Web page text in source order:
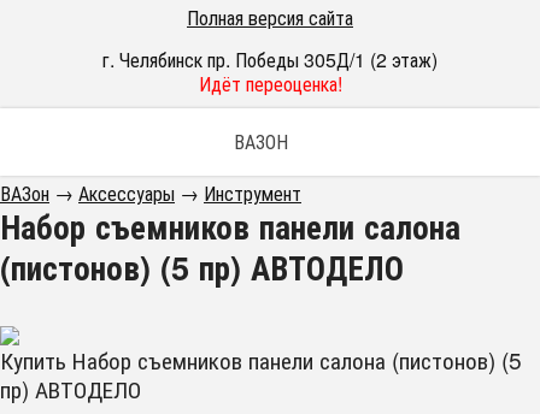
Полная версия сайта
г. Челябинск пр. Победы 305Д/1 (2 этаж)
Идёт переоценка!
ВАЗОН
ВАЗон → Аксессуары → Инструмент
Набор съемников панели салона
(пистонов) (5 пр) АВТОДЕЛО
Купить Набор съемников панели салона (пистонов) (5
пр) АВТОДЕЛО